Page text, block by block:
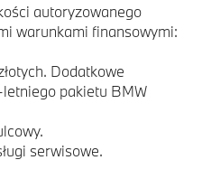
autoryzowanego
warunkami finansowymi:
Dodatkowe
pakietu BMW
serwisowe.